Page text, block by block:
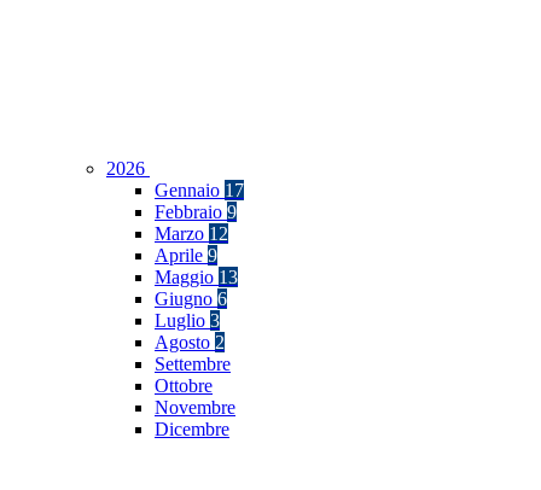
2026
Gennaio 17
Febbraio 9
Marzo 12
Aprile 9
Maggio 13
Giugno 6
Luglio 3
Agosto 2
Settembre
Ottobre
Novembre
Dicembre